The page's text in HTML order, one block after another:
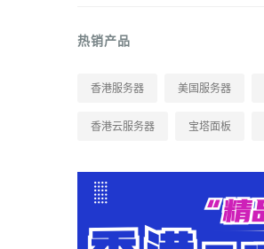
热销产品
香港服务器 美国服务器
香港云服务器 宝塔面板